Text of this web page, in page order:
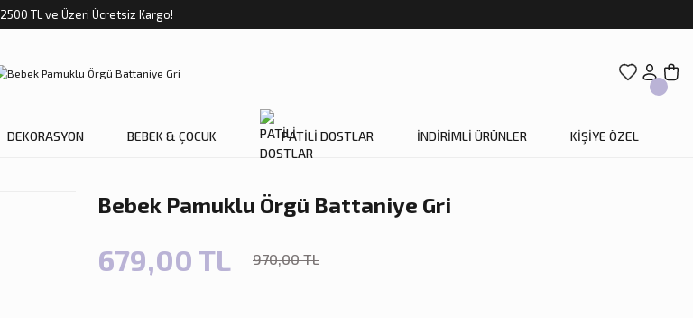
2500 TL ve Üzeri Ücretsiz Kargo!
DEKORASYON BEBEK & ÇOCUK PATİLİ DOSTLAR İNDİRİMLİ ÜRÜNLER KİŞİYE ÖZEL
Bebek Pamuklu Örgü Battaniye Gri
679,00 TL 970,00 TL